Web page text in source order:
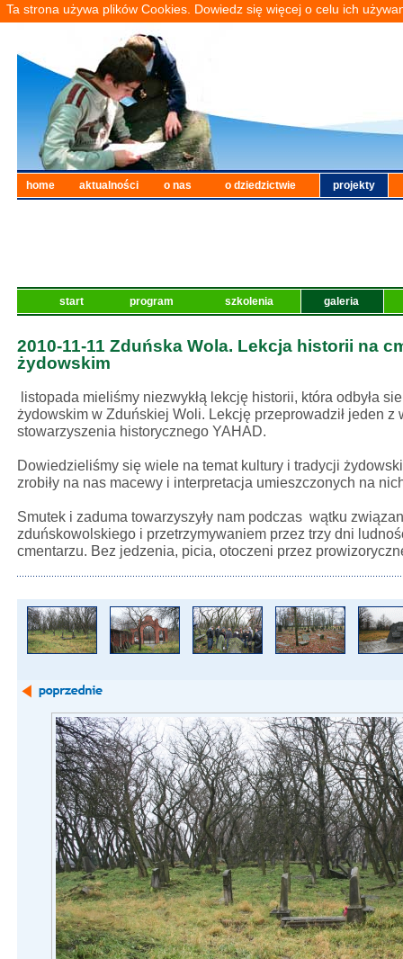
Ta strona używa plików Cookies. Dowiedz się więcej o celu ich
home aktualności o nas o dziedzictwie projekty
start program szkolenia galeria
2010-11-11 Zduńska Wola. Lekcja historii na
żydowskim
listopada mieliśmy niezwykłą lekcję historii, która odbyła
żydowskim w Zduńskiej Woli. Lekcję przeprowadził jeden z
stowarzyszenia historycznego YAHAD.
Dowiedzieliśmy się wiele na temat kultury i tradycji
zrobiły na nas macewy i interpretacja umieszczonych na
Smutek i zaduma towarzyszyły nam podczas wątku
zduńskowolskiego i przetrzymywaniem przez trzy dni
cmentarzu. Bez jedzenia, picia, otoczeni przez